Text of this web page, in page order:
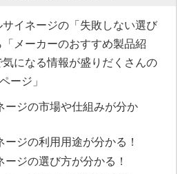
がありません。
とサイネージ機能は、複合機と
10秒でデジタルサイネージの運
ます。
テンツの更新には、こちらの複
いたします。複合機からスキャ
、社内に設置したSTBの共有フ
サイネージの「失敗しない選び
メーカーのおすすめ製品紹
気になる情報が盛りだくさんの
ージ」
ージの市場や仕組みが分か
ージの利用用途が分かる！
ージの選び方が分かる！